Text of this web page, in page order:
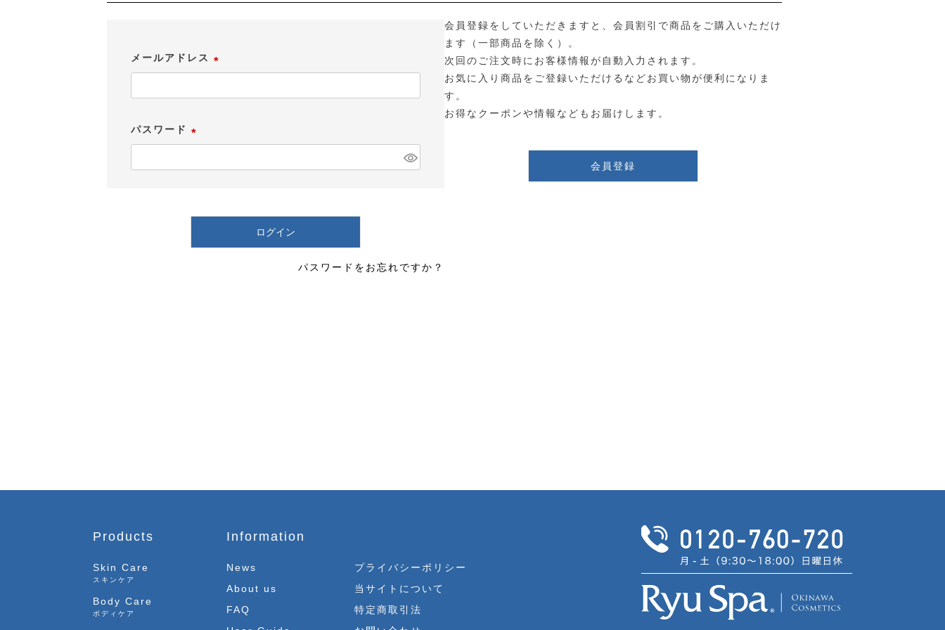
メールアドレス
必
パスワード
必
ログイン
パスワードをお忘れですか？
会員登録をしていただきますと、会員割引で商品をご購入いただけ
ます（一部商品を除く）。
次回のご注文時にお客様情報が自動入力されます。
お気に入り商品をご登録いただけるなどお買い物が便利になりま
す。
お得なクーポンや情報などもお届けします。
会員登録
Products
Skin Care
スキンケア
Body Care
ボディケア
Information
News
About us
FAQ
プライバシーポリシー
当サイトについて
特定商取引法